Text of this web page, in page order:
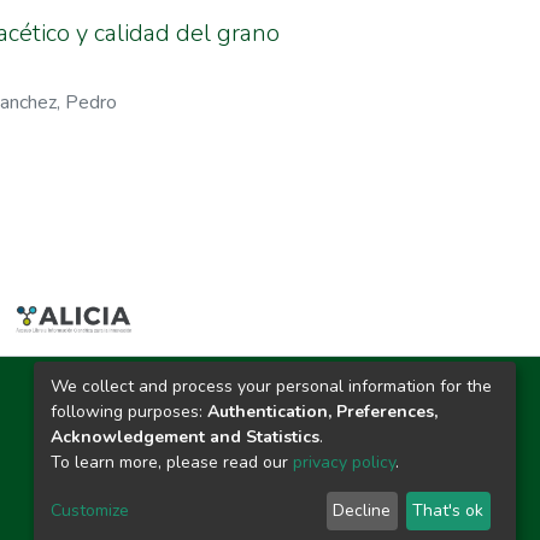
y calidad del grano
Pedro
Ciudad Universitaria
Carretera Central km. 1.21 Tingo María, Huánuco
Datos del contacto
repositorio@unas.edu.pe
https://portalweb.unas.edu.pe/
We collect and process your personal information for the
following purposes: Authentication, Preferences,
Acknowledgement and Statistics.
To learn more, please read our privacy policy.
Customize Decline That's ok